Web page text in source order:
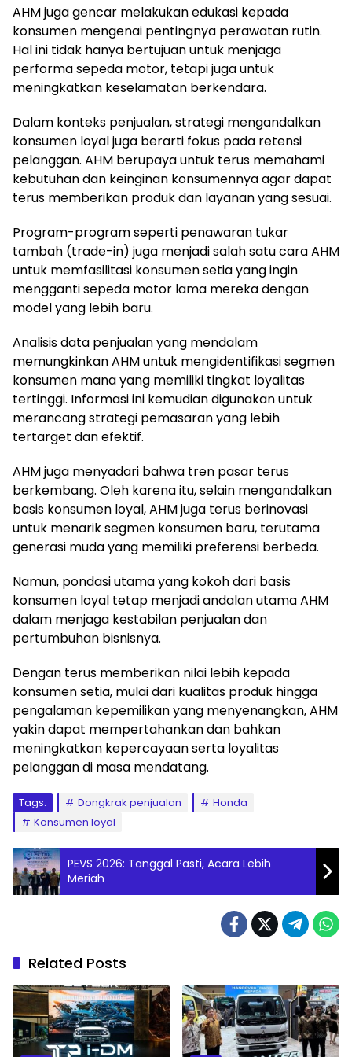
AHM juga gencar melakukan edukasi kepada
konsumen mengenai pentingnya perawatan rutin.
Hal ini tidak hanya bertujuan untuk menjaga
performa sepeda motor, tetapi juga untuk
meningkatkan keselamatan berkendara.
Dalam konteks penjualan, strategi mengandalkan
konsumen loyal juga berarti fokus pada retensi
pelanggan. AHM berupaya untuk terus memahami
kebutuhan dan keinginan konsumennya agar dapat
terus memberikan produk dan layanan yang sesuai.
Program-program seperti penawaran tukar
tambah (trade-in) juga menjadi salah satu cara AHM
untuk memfasilitasi konsumen setia yang ingin
mengganti sepeda motor lama mereka dengan
model yang lebih baru.
Analisis data penjualan yang mendalam
memungkinkan AHM untuk mengidentifikasi segmen
konsumen mana yang memiliki tingkat loyalitas
tertinggi. Informasi ini kemudian digunakan untuk
merancang strategi pemasaran yang lebih
tertarget dan efektif.
AHM juga menyadari bahwa tren pasar terus
berkembang. Oleh karena itu, selain mengandalkan
basis konsumen loyal, AHM juga terus berinovasi
untuk menarik segmen konsumen baru, terutama
generasi muda yang memiliki preferensi berbeda.
Namun, pondasi utama yang kokoh dari basis
konsumen loyal tetap menjadi andalan utama AHM
dalam menjaga kestabilan penjualan dan
pertumbuhan bisnisnya.
Dengan terus memberikan nilai lebih kepada
konsumen setia, mulai dari kualitas produk hingga
pengalaman kepemilikan yang menyenangkan, AHM
yakin dapat mempertahankan dan bahkan
meningkatkan kepercayaan serta loyalitas
pelanggan di masa mendatang.
Tags: Dongkrak penjualan
Honda
Konsumen loyal
PEVS 2026: Tanggal Pasti, Acara Lebih
Meriah
Related Posts